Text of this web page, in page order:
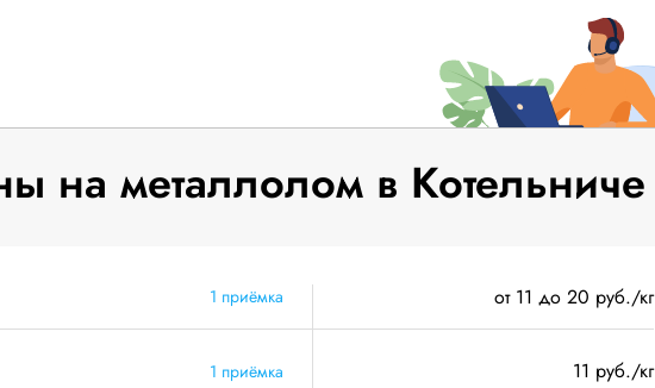
на металлолом в Котельниче
1 приёмка от 11 до 20 руб./кг
1 приёмка
11 руб./кг